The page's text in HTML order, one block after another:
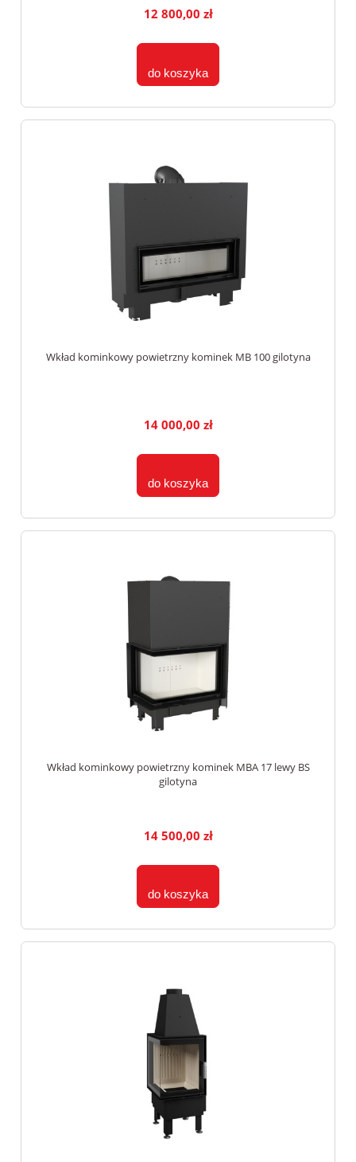
12 800,00 zł
do koszyka
Wkład kominkowy powietrzny kominek MB 100 gilotyna
14 000,00 zł
do koszyka
Wkład kominkowy powietrzny kominek MBA 17 lewy BS
gilotyna
14 500,00 zł
do koszyka